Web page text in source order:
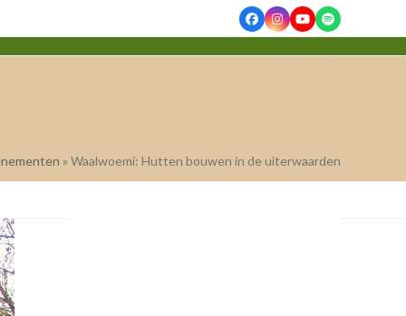
FacebookInstagram
YouTube
Spotify
» Waalwoemi: Hutten bouwen in de uiterwaarden